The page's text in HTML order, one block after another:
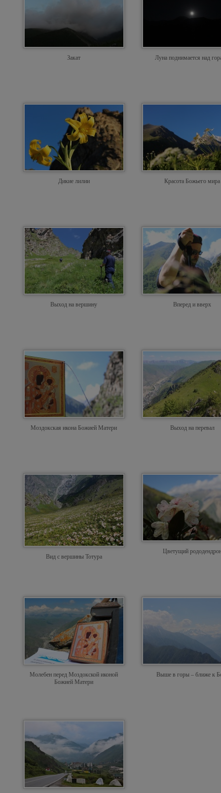
Закат Луна поднимается над
Дикие лилии Красота Божьего мира
Выход на вершину Вперед и вверх
Моздокская икона Божией Матери Выход на перевал
Вид с вершины Тотура
Цветущий
Молебен перед Моздокской иконой
Божией Матери
Выше в горы – ближе к